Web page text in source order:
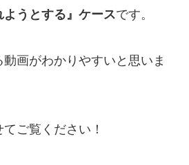
うとする』ケースです。
画がわかりやすいと思いま
ご覧ください！